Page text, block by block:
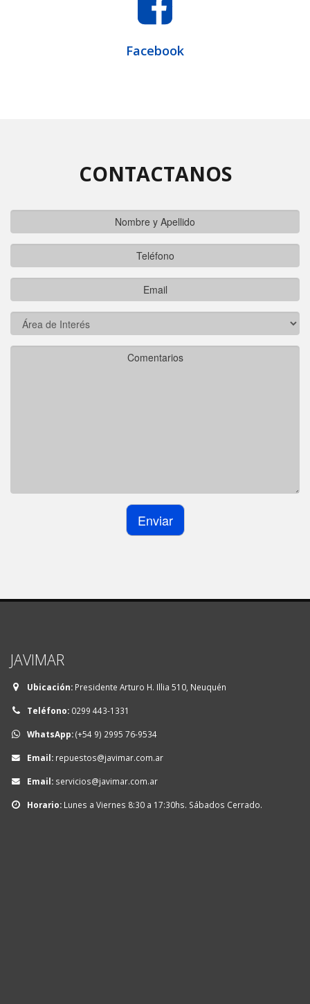
Facebook
CONTACTANOS
JAVIMAR
Ubicación: Presidente Arturo H. Illia 510, Neuquén
Teléfono: 0299 443-1331
WhatsApp:(+54 9) 2995 76-9534
Email: repuestos@javimar.com.ar
Email: servicios@javimar.com.ar
Horario: Lunes a Viernes 8:30 a 17:30hs. Sábados Cerrado.